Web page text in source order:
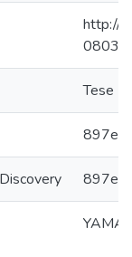
http://
Tese